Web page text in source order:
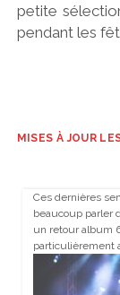
petite
pendant les
MISES À JOUR
Ces dernières
beaucoup parler
un retour album
particulièrement